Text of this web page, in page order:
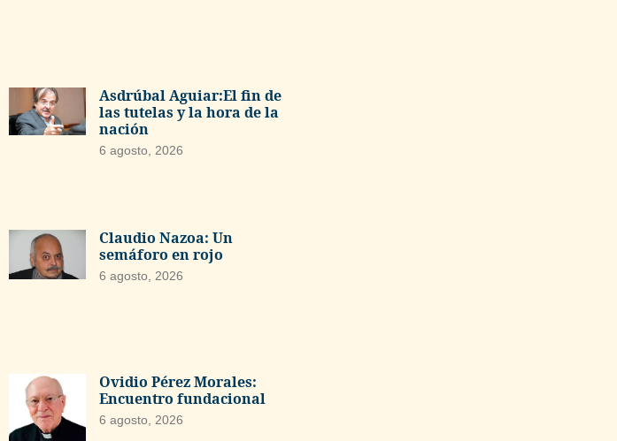
Asdrúbal Aguiar:El fin de
las tutelas y la hora de la
nación
6 agosto, 2026
Claudio Nazoa: Un
semáforo en rojo
6 agosto, 2026
Ovidio Pérez Morales:
Encuentro fundacional
6 agosto, 2026